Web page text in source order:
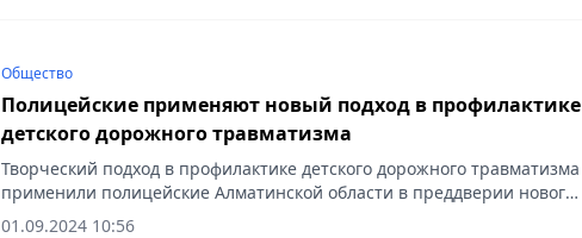
Общество
Полицейские применяют новый подход в профилактике
детского дорожного травматизма
Творческий подход в профилактике детского дорожного травматизма
применили полицейские Алматинской области в преддверии нового
учебного года, сообщает Vecher.kz.
01.09.2024 10:56